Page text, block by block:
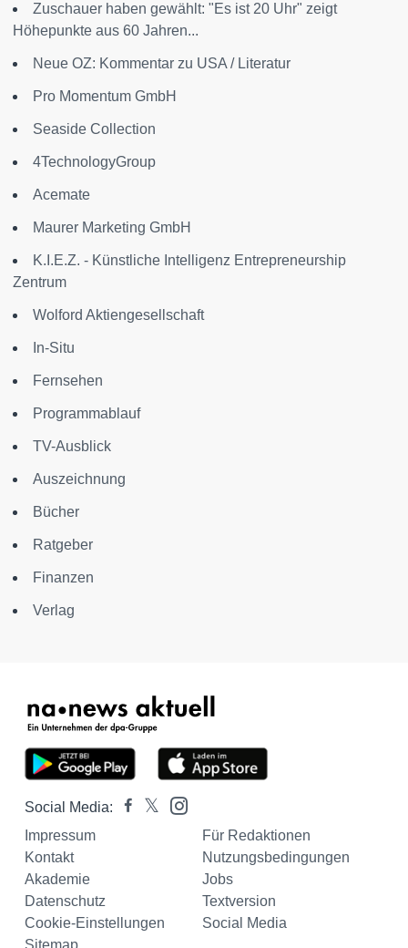
Zuschauer haben gewählt: "Es ist 20 Uhr" zeigt
Höhepunkte aus 60 Jahren...
Neue OZ: Kommentar zu USA / Literatur
Pro Momentum GmbH
Seaside Collection
4TechnologyGroup
Acemate
Maurer Marketing GmbH
K.I.E.Z. - Künstliche Intelligenz Entrepreneurship
Zentrum
Wolford Aktiengesellschaft
In-Situ
Fernsehen
Programmablauf
TV-Ausblick
Auszeichnung
Bücher
Ratgeber
Finanzen
Verlag
Social Media:
Impressum
Für Redaktionen
Kontakt
Nutzungsbedingungen
Akademie
Jobs
Datenschutz
Textversion
Cookie-Einstellungen
Social Media
Sitemap